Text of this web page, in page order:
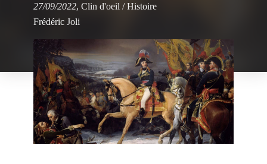
27/09/2022, Clin d'oeil /Histoire
Frédéric Joli